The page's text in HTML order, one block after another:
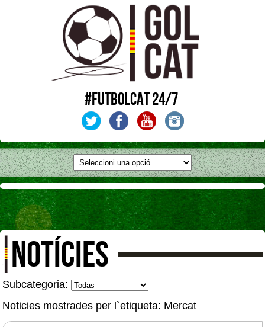
#FUTBOLCAT 24/7
NOTÍCIES
Subcategoria:
Noticies mostrades per l`etiqueta: Mercat